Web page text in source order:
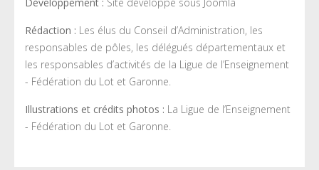
Rédaction : Les élus du Conseil d’Administration, les
responsables de pôles, les délégués départementaux et
les responsables d’activités de la Ligue de l’Enseignement
- Fédération du Lot et Garonne.
Illustrations et crédits photos : La Ligue de l’Enseignement
- Fédération du Lot et Garonne.